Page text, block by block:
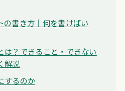
の書き方｜何を書けばい
は？できること・できない
解説
するのか